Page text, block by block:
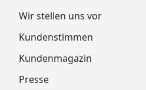
Wir stellen uns vor
Kundenstimmen
Kundenmagazin
Presse